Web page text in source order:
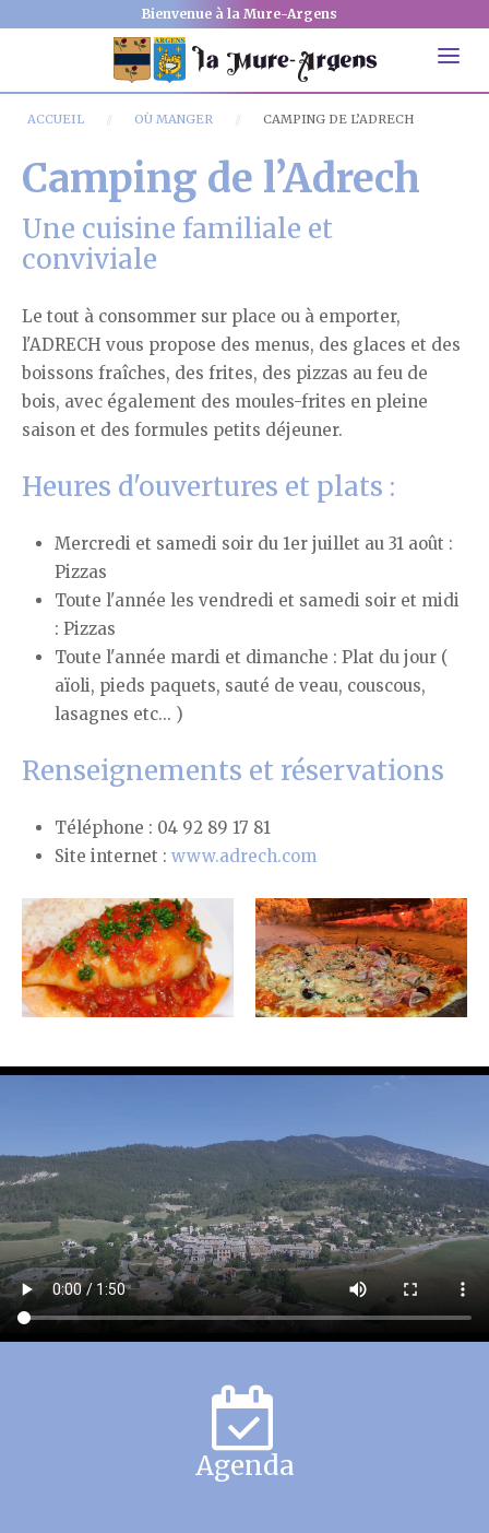
Bienvenue à la Mure-Argens
ACCUEIL OÙ MANGER CAMPING DE L’ADRECH
Camping de l’Adrech
Une cuisine familiale et
conviviale
Le tout à consommer sur place ou à emporter,
l'ADRECH vous propose des menus, des glaces et des
boissons fraîches, des frites, des pizzas au feu de
bois, avec également des moules-frites en pleine
saison et des formules petits déjeuner.
Heures d'ouvertures et plats :
Mercredi et samedi soir du 1er juillet au 31 août :
Pizzas
Toute l'année les vendredi et samedi soir et midi
: Pizzas
Toute l'année mardi et dimanche : Plat du jour (
aïoli, pieds paquets, sauté de veau, couscous,
lasagnes etc... )
Renseignements et réservations
Téléphone : 04 92 89 17 81
Site internet : www.adrech.com
Agenda